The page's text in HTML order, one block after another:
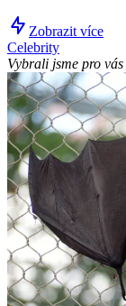
Zobrazit více
Celebrity
Vybrali jsme pro vás